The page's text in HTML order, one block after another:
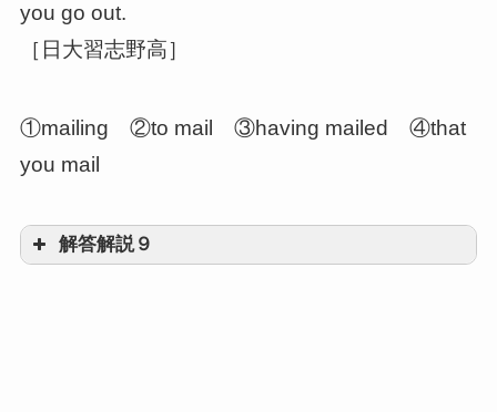
you go out.
［日大習志野高］
①mailing ②to mail ③having mailed ④that
you mail
解答解説９